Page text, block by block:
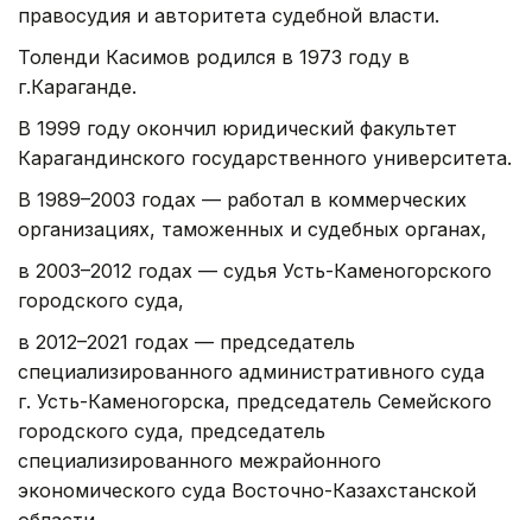
правосудия и авторитета судебной власти.
Толенди Касимов родился в 1973 году в
г.Караганде.
В 1999 году окончил юридический факультет
Карагандинского государственного университета.
В 1989–2003 годах — работал в коммерческих
организациях, таможенных и судебных органах,
в 2003–2012 годах — судья Усть-Каменогорского
городского суда,
в 2012–2021 годах — председатель
специализированного административного суда
г. Усть-Каменогорска, председатель Семейского
городского суда, председатель
специализированного межрайонного
экономического суда Восточно-Казахстанской